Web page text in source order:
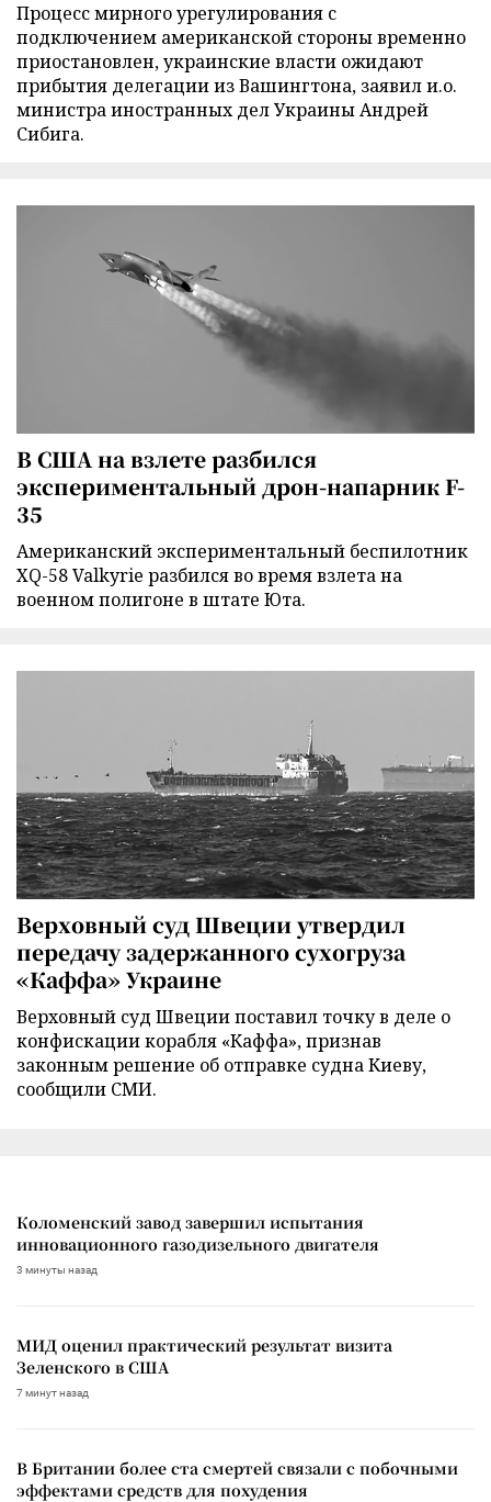
Процесс мирного урегулирования с
подключением американской стороны временно
приостановлен, украинские власти ожидают
прибытия делегации из Вашингтона, заявил и.о.
министра иностранных дел Украины Андрей
Сибига.
В США на взлете разбился
экспериментальный дрон-напарник F-
35
Американский экспериментальный беспилотник
XQ-58 Valkyrie разбился во время взлета на
военном полигоне в штате Юта.
Верховный суд Швеции утвердил
передачу задержанного сухогруза
«Каффа» Украине
Верховный суд Швеции поставил точку в деле о
конфискации корабля «Каффа», признав
законным решение об отправке судна Киеву,
сообщили СМИ.
Коломенский завод завершил испытания
инновационного газодизельного двигателя
3 минуты назад
МИД оценил практический результат визита
Зеленского в США
7 минут назад
В Британии более ста смертей связали с побочными
эффектами средств для похудения